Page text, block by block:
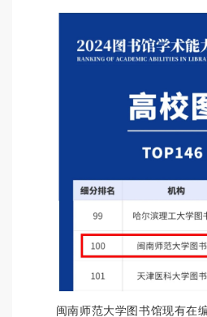
闽南师范大学图书馆现有在